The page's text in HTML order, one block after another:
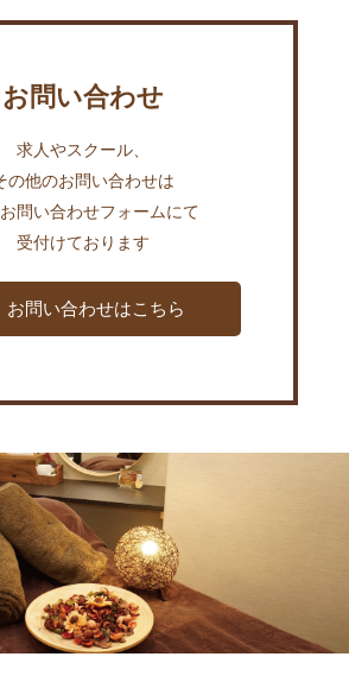
お問い合わせ
求人やスクール、
の他のお問い合わせは
問い合わせフォームにて
受付けております
お問い合わせはこちら